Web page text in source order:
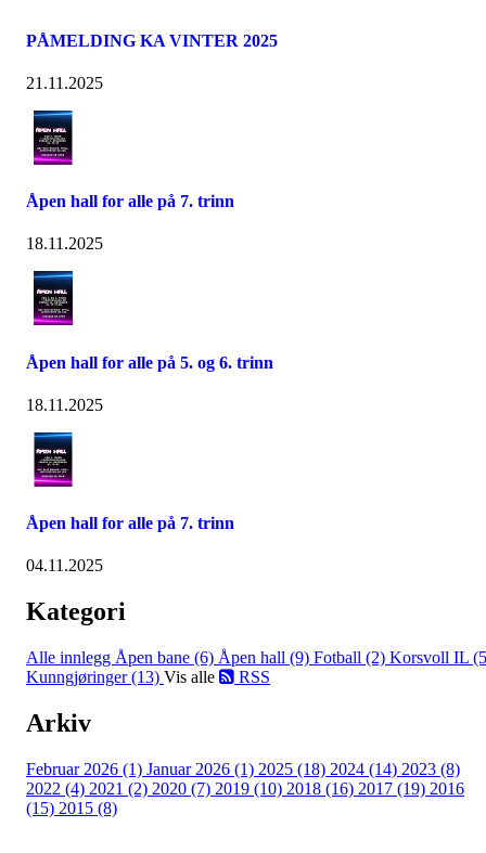
PÅMELDING KA VINTER 2025
21.11.2025
Åpen hall for alle på 7. trinn
18.11.2025
Åpen hall for alle på 5. og 6. trinn
18.11.2025
Åpen hall for alle på 7. trinn
04.11.2025
Kategori
Alle innlegg Åpen bane (6) Åpen hall (9) Fotball (2) Korsvoll IL
Kunngjøringer (13) Vis alle RSS
Arkiv
Februar 2026 (1) Januar 2026 (1) 2025 (18) 2024 (14) 2023 (8)
2022 (4) 2021 (2) 2020 (7) 2019 (10) 2018 (16) 2017 (19) 2016
(15) 2015 (8)